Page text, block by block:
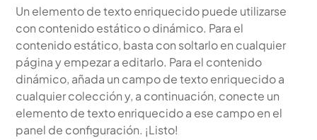
Un elemento de texto enriquecido puede utilizarse
con contenido estático o dinámico. Para el
contenido estático, basta con soltarlo en cualquier
página y empezar a editarlo. Para el contenido
dinámico, añada un campo de texto enriquecido a
cualquier colección y, a continuación, conecte un
elemento de texto enriquecido a ese campo en el
panel de configuración. ¡Listo!